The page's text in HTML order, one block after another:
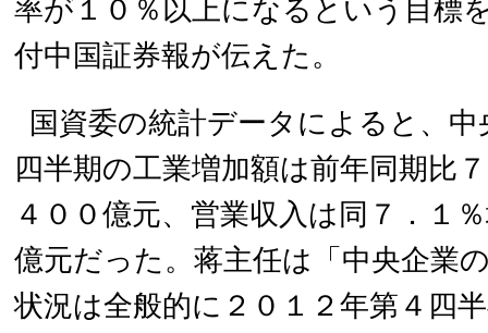
率が１０％以上になるという目標
付中国証券報が伝えた。
国資委の統計データによると、
四半期の工業増加額は前年同期比
４００億元、営業収入は同７．１
億元だった。蒋主任は「中央企業
状況は全般的に２０１２年第４四